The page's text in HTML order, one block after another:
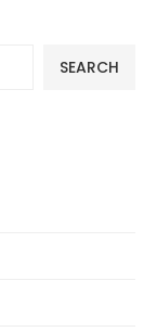
SEARCH